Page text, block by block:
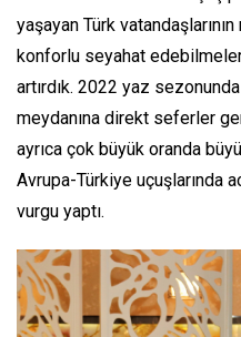
yaşayan Türk
konforlu seyahat
artırdık. 2022 yaz
meydanına direkt seferler
ayrıca çok büyük oranda
Avrupa-Türkiye uçuşlarında
vurgu yaptı.